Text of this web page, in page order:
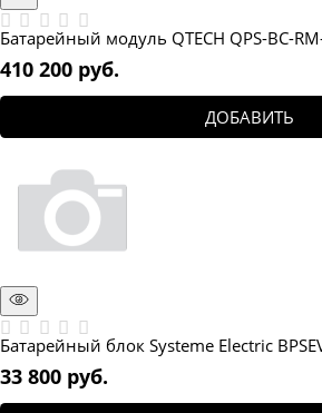
Батарейный модуль QTECH QPS-BC-
410 200 руб.
ДОБАВИТЬ
Батарейный блок Systeme Electric
33 800 руб.